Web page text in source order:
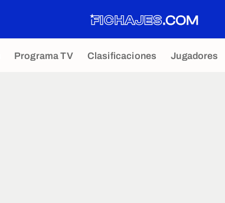
Programa TV Clasificaciones Jugadores